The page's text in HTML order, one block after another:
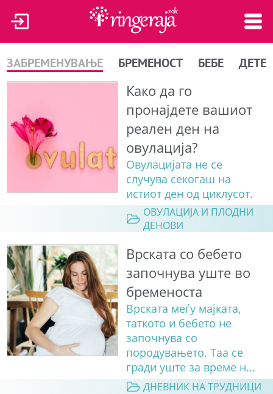
ЗАБРЕМЕНУВАЊЕ БРЕМЕНОСТ БЕБЕ ДЕТЕ
Како да го
пронајдете вашиот
реален ден на
овулација?
Овулацијата не се
случува секогаш на
истиот ден од циклусот.
ОВУЛАЦИЈА И ПЛОДНИ
ДЕНОВИ
Врската со бебето
започнува уште во
бременоста
Врската меѓу мајката,
таткото и бебето не
започнува со
породувањето. Таа се
гради уште за време н...
ДНЕВНИК НА ТРУДНИЦИ